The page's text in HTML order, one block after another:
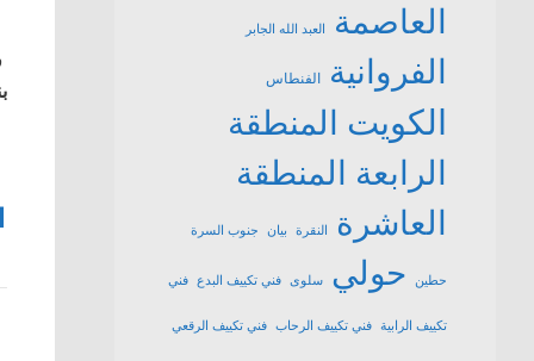
العاصمة العبد الله الجابر
الفروانية الفنطاس
الكويت المنطقة
الرابعة المنطقة
العاشرة
النقرة بيان جنوب السرة
حطين حولي سلوى فني تكييف البدع فني
تكييف الرابية فني تكييف الرحاب فني تكييف الرقعي